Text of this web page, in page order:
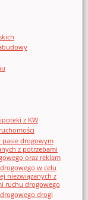
z KW
pasie drogowym
z potrzebami
oraz reklam
w celu
niezwiązanych z
ruchu drogowego
drogi